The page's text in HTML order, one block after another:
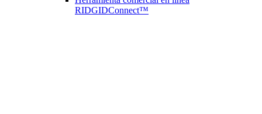
RIDGIDConnect™